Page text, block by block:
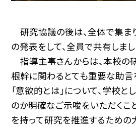
研究協議の後は、全体で集ま
の発表をして、全員で共有しまし
指導主事さんからは、本校の
根幹に関わるとても重要な助言
「意欲的とは」について、学校と
のか明確なご示唆をいただくこ
を持って研究を推進するための